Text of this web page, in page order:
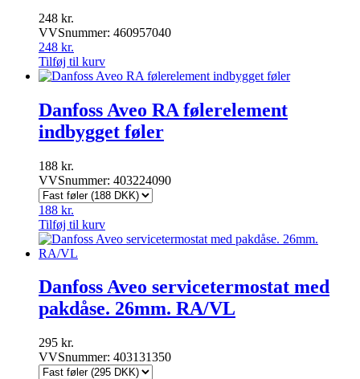
248 kr.
VVSnummer: 460957040
248 kr.
Tilføj til kurv
Danfoss Aveo RA følerelement
indbygget føler
188 kr.
VVSnummer: 403224090
188 kr.
Tilføj til kurv
Danfoss Aveo servicetermostat med
pakdåse. 26mm. RA/VL
295 kr.
VVSnummer: 403131350